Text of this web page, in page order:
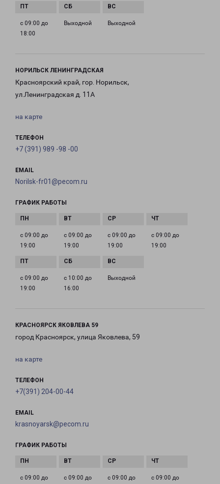
с 09:00 до
18:00
Выходной Выходной
НОРИЛЬСК ЛЕНИНГРАДСКАЯ
Красноярский край, гор. Норильск,
ул.Ленинградская д. 11А
на карте
ТЕЛЕФОН
+7 (391) 989 -98 -00
EMAIL
Norilsk-fr01@pecom.ru
ГРАФИК РАБОТЫ
с 09:00 до
19:00
с 09:00 до
19:00
с 09:00 до
19:00
с 09:00 до
19:00
с 09:00 до
19:00
с 10:00 до
16:00
Выходной
КРАСНОЯРСК ЯКОВЛЕВА 59
город Красноярск, улица Яковлева, 59
на карте
ТЕЛЕФОН
+7(391) 204-00-44
EMAIL
krasnoyarsk@pecom.ru
ГРАФИК РАБОТЫ
с 09:00 до
с 09:00 до
с 09:00 до
с 09:00 до